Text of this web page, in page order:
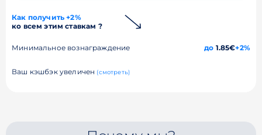
Как получить +2%
ко всем этим ставкам ?
Минимальное вознаграждение до 1.85€+2%
Ваш кэшбэк увеличен (смотреть)